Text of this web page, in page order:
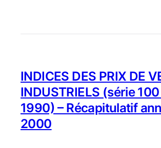
INDICES DES PRIX DE
INDUSTRIELS (série
1990) – Récapitulatif
2000